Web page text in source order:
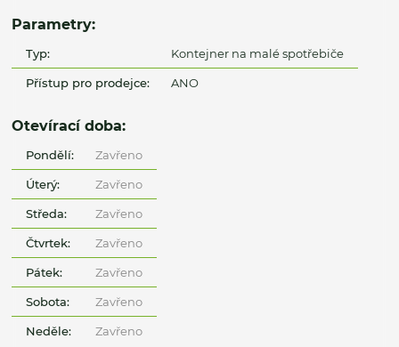
Parametry:
Typ: Kontejner na malé spotřebiče
Přístup pro prodejce: ANO
Otevírací doba:
Pondělí: Zavřeno
Úterý: Zavřeno
Středa: Zavřeno
Čtvrtek: Zavřeno
Pátek: Zavřeno
Sobota: Zavřeno
Neděle: Zavřeno